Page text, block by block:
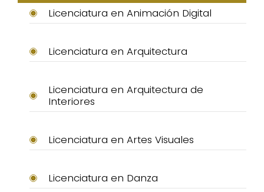
Licenciatura en Animación Digital
Licenciatura en Arquitectura
Licenciatura en Arquitectura de
Interiores
Licenciatura en Artes Visuales
Licenciatura en Danza